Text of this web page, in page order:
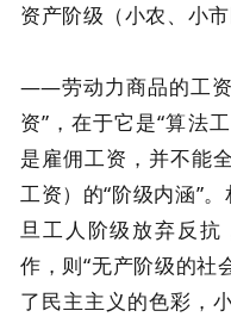
资产阶级（小农、小
——劳动力商品的工资
资”，在于它是“算法
是雇佣工资，并不能
工资）的“阶级内涵”
旦工人阶级放弃反抗
作，则“无产阶级的社
了民主主义的色彩，